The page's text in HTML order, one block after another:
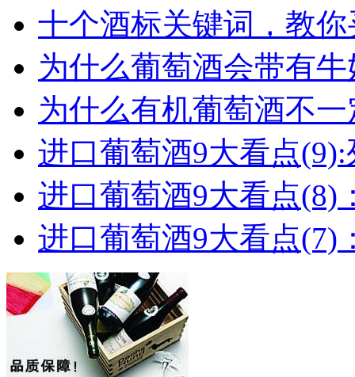
十个酒标关键词，教
为什么葡萄酒会带有
为什么有机葡萄酒不
进口葡萄酒9大看点(9):
进口葡萄酒9大看点(8)
进口葡萄酒9大看点(7)